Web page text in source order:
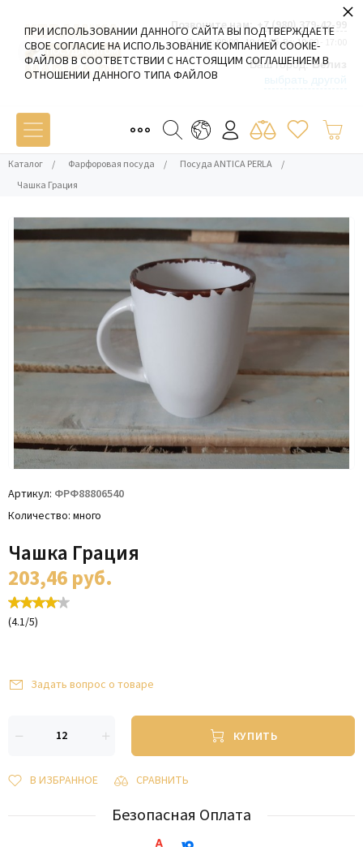
Позвоните нам: +7 (980) 379-42-99
Пн-Пт: 09:00 - 19:00 Сб-Вс: 10:00 - 17:00
Ваш город:Белиз
Каталог / Фарфоровая посуда / Посуда ANTICA PERLA
/
Чашка Грация
Артикул ФРФ88806540
Количество много
Чашка Грация
203,46руб.
(4.1/5)
Задать вопрос о товаре
КУПИТЬ
В ИЗБРАННОЕ СРАВНИТЬ
Безопасная Оплата
ПРИ ИСПОЛЬЗОВАНИИ ДАННОГО САЙТА ВЫ ПОДТВЕРЖДАЕТЕ
СВОЕ СОГЛАСИЕ НА ИСПОЛЬЗОВАНИЕ КОМПАНИЕЙ COOKIE-
ФАЙЛОВ В СООТВЕТСТВИИ С НАСТОЯЩИМ СОГЛАШЕНИЕМ В
ОТНОШЕНИИ ДАННОГО ТИПА ФАЙЛОВ
×